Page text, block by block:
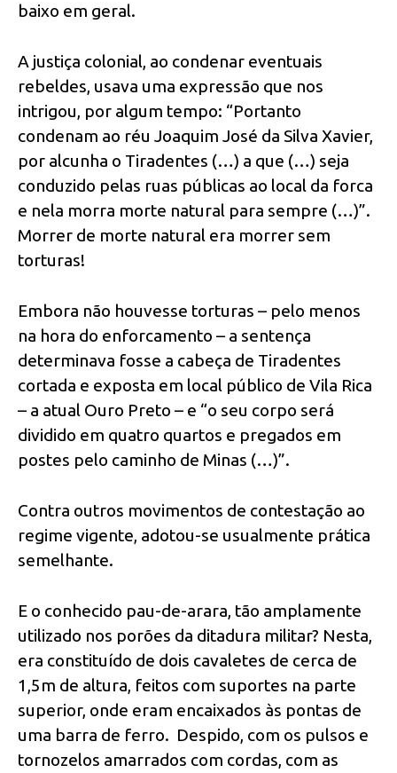
baixo em geral.
A justiça colonial, ao condenar eventuais
rebeldes, usava uma expressão que nos
intrigou, por algum tempo: “Portanto
condenam ao réu Joaquim José da Silva Xavier,
por alcunha o Tiradentes (…) a que (…) seja
conduzido pelas ruas públicas ao local da forca
e nela morra morte natural para sempre (…)”.
Morrer de morte natural era morrer sem
torturas!
Embora não houvesse torturas – pelo menos
na hora do enforcamento – a sentença
determinava fosse a cabeça de Tiradentes
cortada e exposta em local público de Vila Rica
– a atual Ouro Preto – e “o seu corpo será
dividido em quatro quartos e pregados em
postes pelo caminho de Minas (…)”.
Contra outros movimentos de contestação ao
regime vigente, adotou-se usualmente prática
semelhante.
E o conhecido pau-de-arara, tão amplamente
utilizado nos porões da ditadura militar? Nesta,
era constituído de dois cavaletes de cerca de
1,5m de altura, feitos com suportes na parte
superior, onde eram encaixados às pontas de
uma barra de ferro. Despido, com os pulsos e
tornozelos amarrados com cordas, com as